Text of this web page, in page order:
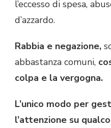
l’eccesso di spesa,
d’azzardo.
Rabbia e negazione,
abbastanza comuni,
colpa e la vergogna.
L’unico modo per
l’attenzione su